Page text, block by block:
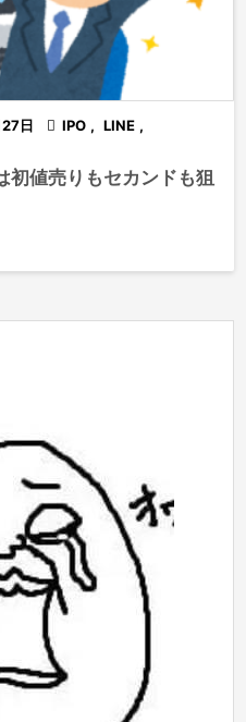
日  IPO , LINE ,
初値売りもセカンドも狙